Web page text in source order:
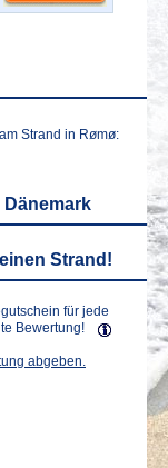
Strand in Rømø:
Strand!
für jede
Bewertung!
abgeben.